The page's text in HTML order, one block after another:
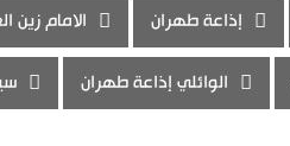
إذاعة طهران الامام زين
الوائلي إذاعة طهران